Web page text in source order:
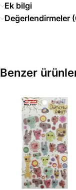
Ek bilgi
Değerlendirmeler
Benzer